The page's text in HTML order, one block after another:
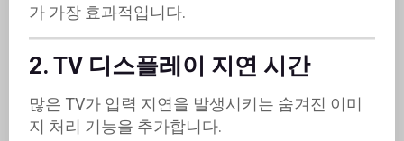
가 가장 효과적입니다.
2. TV 디스플레이 지연 시간
많은 TV가 입력 지연을 발생시키는 숨겨진 이미
지 처리 기능을 추가합니다.